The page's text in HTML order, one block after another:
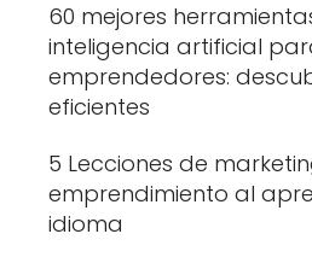
60 mejores
inteligencia artificial
emprendedores:
eficientes
5 Lecciones de
emprendimiento al
idioma